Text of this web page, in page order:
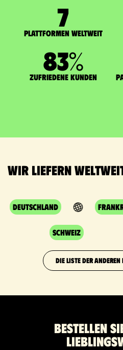
7
Plattformen weltweit
83%
zufriedene Kunden
Wir liefern
Deutschland
Schweiz
DIE LISTE DER
Bestellen